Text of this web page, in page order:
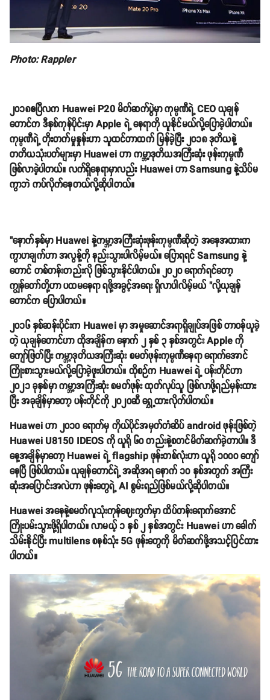
Photo: Rappler
၂၀၁၈ဧပြီလက Huawei P20 မိတ်ဆက်ပွဲမှာ ကုမ္ပဏီရဲ့ CEO ယုချန်
တောင်က ဒီနှစ်ကုန်ပိုင်းမှာ Apple ရဲ့ နေရာကို ယူနိုင်မယ်လို့ပြောခဲ့ပါတယ်။
ကုမ္ပဏီရဲ့ တိုးတက်မှုနှုန်းဟာ သူထင်တာထက် မြန်ခဲ့ပြီး ၂၀၁၈ ဒုတိယနဲ့
တတိယသုံးပတ်များမှာ Huawei ဟာ ကမ္ဘာ့ဒုတိယအကြီးဆုံး ဖုန်းကုမ္ပဏီ
ဖြစ်လာခဲ့ပါတယ်။ လက်ရှိနေရာမှာလည်း Huawei ဟာ Samsung နဲ့သိပ်မ
ကွာဘဲ ကပ်လိုက်နေတယ်လို့ဆိုပါတယ်။
"နောက်နှစ်မှာ Huawei နဲ့ကမ္ဘာ့အကြီးဆုံးဖုန်းကုမ္ပဏီဆိုတဲ့ အနေအထားက
ကွာဟချက်ဟာ အလွန့်ကို နည်းသွားပါလိမ့်မယ်။ ပြောရရင် Samsung နဲ့
တောင် တစ်တန်းတည်းလို ဖြစ်သွားနိုင်ပါတယ်။ ၂၀၂၀ ရောက်ရင်တော့
ကျွန်တော်တို့ဟာ ပထမနေရာ ရဖို့အခွင့်အရေး ရှိလာပါလိမ့်မယ် "လို့ယုချန်
တောင်က ပြောပါတယ်။
၂၀၁၆ နှစ်ဆန်းပိုင်းက Huawei မှာ အမှုဆောင်အရာရှိချုပ်အဖြစ် တာဝန်ယူခဲ့
တဲ့ ယုချန်တောင်ဟာ ထိုအချိန်က နောက် ၂ နှစ် ၃ နှစ်အတွင်း Apple ကို
ကျော်ဖြတ်ပြီး ကမ္ဘာ့ဒုတိယအကြီးဆုံး စမတ်ဖုန်းကုမ္ပဏီနေရာ ရောက်အောင်
ကြိုးစားသွားမယ်လို့ပြောခဲ့ဖူးပါတယ်။ ထိုစဉ်က Huawei ရဲ့ ပန်းတိုင်ဟာ
၂၀၂၁ ခုနှစ်မှာ ကမ္ဘာ့အကြီးဆုံး စမတ်ဖုန်း ထုတ်လုပ်သူ ဖြစ်လာဖို့ရည်မှန်းထား
ပြီး အခုချိန်မှာတော့ ပန်းတိုင်ကို ၂၀၂၀ဆီ ရွှေ့ထားလိုက်ပါတယ်။
Huawei ဟာ ၂၀၁၀ ရောက်မှ ကိုယ်ပိုင်အမှတ်တံဆိပ် android ဖုန်းဖြစ်တဲ့
Huawei U8150 IDEOS ကို ယူရို ၆၀ တည်းနဲ့စတင်မိတ်ဆက်ခဲ့တာပါ။ ဒီ
နေ့အချိန်မှာတော့ Huawei ရဲ့ flagship ဖုန်းတစ်လုံးဟာ ယူရို ၁၀၀၀ ကျော်
နေပြီ ဖြစ်ပါတယ်။ ယုချန်တောင်ရဲ့ အဆိုအရ နောက် ၁၀ နှစ်အတွက် အကြီး
ဆုံးအပြောင်းအလဲဟာ ဖုန်းတွေရဲ့ AI စွမ်းရည်ဖြစ်မယ်လို့ဆိုပါတယ်။
Huawei အနေနဲ့စမတ်လူသုံးကုန်ဈေးကွက်မှာ ထိပ်တန်းရောက်အောင်
ကြိုးပမ်းသွားဖို့ရှိပါတယ်။ လာမယ့် ၁ နှစ် ၂ နှစ်အတွင်း Huawei ဟာ ခေါက်
သိမ်းနိုင်ပြီး multilens စနစ်သုံး 5G ဖုန်းတွေကို မိတ်ဆက်ဖို့အသင့်ပြင်ထား
ပါတယ်။